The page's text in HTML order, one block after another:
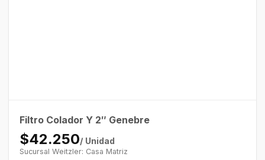
Filtro Colador Y 2″ Genebre
$42.250/ Unidad
Sucursal Weitzler: Casa Matriz